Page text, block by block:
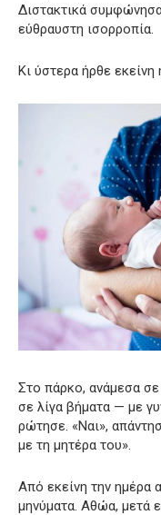
Διστακτικά
εύθραυστη ισορροπία.
Κι ύστερα ήρθε εκείνη
Στο πάρκο, ανάμεσα σε
σε λίγα βήματα — με
ρώτησε. «Ναι»,
με τη μητέρα του».
Από εκείνη την ημέρα
μηνύματα. Αθώα, μετά